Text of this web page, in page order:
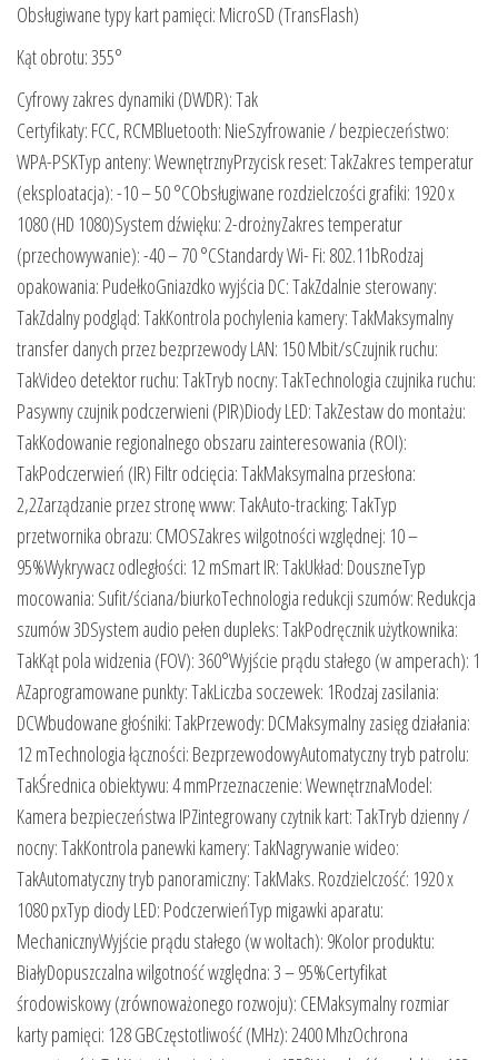
Obsługiwane typy kart pamięci: MicroSD (TransFlash)
Kąt obrotu: 355°
Cyfrowy zakres dynamiki (DWDR): Tak
Certyfikaty: FCC, RCMBluetooth: NieSzyfrowanie / bezpieczeństwo:
WPA-PSKTyp anteny: WewnętrznyPrzycisk reset: TakZakres temperatur
(eksploatacja): -10 – 50 °CObsługiwane rozdzielczości grafiki: 1920 x
1080 (HD 1080)System dźwięku: 2-drożnyZakres temperatur
(przechowywanie): -40 – 70 °CStandardy Wi- Fi: 802.11bRodzaj
opakowania: PudełkoGniazdko wyjścia DC: TakZdalnie sterowany:
TakZdalny podgląd: TakKontrola pochylenia kamery: TakMaksymalny
transfer danych przez bezprzewody LAN: 150 Mbit/sCzujnik ruchu:
TakVideo detektor ruchu: TakTryb nocny: TakTechnologia czujnika ruchu:
Pasywny czujnik podczerwieni (PIR)Diody LED: TakZestaw do montażu:
TakKodowanie regionalnego obszaru zainteresowania (ROI):
TakPodczerwień (IR) Filtr odcięcia: TakMaksymalna przesłona:
2,2Zarządzanie przez stronę www: TakAuto-tracking: TakTyp
przetwornika obrazu: CMOSZakres wilgotności względnej: 10 –
95%Wykrywacz odległości: 12 mSmart IR: TakUkład: DouszneTyp
mocowania: Sufit/ściana/biurkoTechnologia redukcji szumów: Redukcja
szumów 3DSystem audio pełen dupleks: TakPodręcznik użytkownika:
TakKąt pola widzenia (FOV): 360°Wyjście prądu stałego (w amperach): 1
AZaprogramowane punkty: TakLiczba soczewek: 1Rodzaj zasilania:
DCWbudowane głośniki: TakPrzewody: DCMaksymalny zasięg działania:
12 mTechnologia łączności: BezprzewodowyAutomatyczny tryb patrolu:
TakŚrednica obiektywu: 4 mmPrzeznaczenie: WewnętrznaModel:
Kamera bezpieczeństwa IPZintegrowany czytnik kart: TakTryb dzienny /
nocny: TakKontrola panewki kamery: TakNagrywanie wideo:
TakAutomatyczny tryb panoramiczny: TakMaks. Rozdzielczość: 1920 x
1080 pxTyp diody LED: PodczerwieńTyp migawki aparatu:
MechanicznyWyjście prądu stałego (w woltach): 9Kolor produktu:
BiałyDopuszczalna wilgotność względna: 3 – 95%Certyfikat
środowiskowy (zrównoważonego rozwoju): CEMaksymalny rozmiar
karty pamięci: 128 GBCzęstotliwość (MHz): 2400 MhzOchrona